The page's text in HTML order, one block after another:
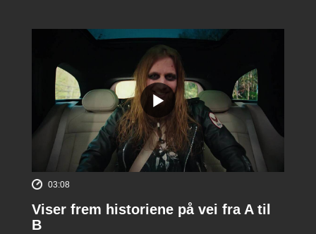
03:08
Viser frem historiene på vei fra A til
B